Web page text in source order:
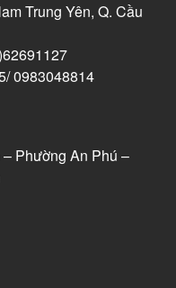
Trung Yên, Q. Cầu
0983048814
Phường An Phú –